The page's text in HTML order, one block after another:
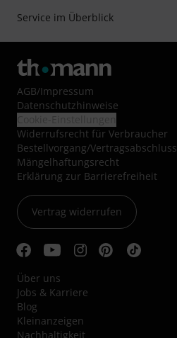
Service im Überblick
AGB/Impressum
Datenschutzhinweise
Widerrufsrecht für Verbraucher
Bestellvorgang/Vertragsabschluss
Mängelhaftungsrecht
Erklärung zur Barrierefreiheit
Vertrag widerrufen
Über uns
Jobs & Karriere
Blog
Kleinanzeigen
Nachhaltigkeit